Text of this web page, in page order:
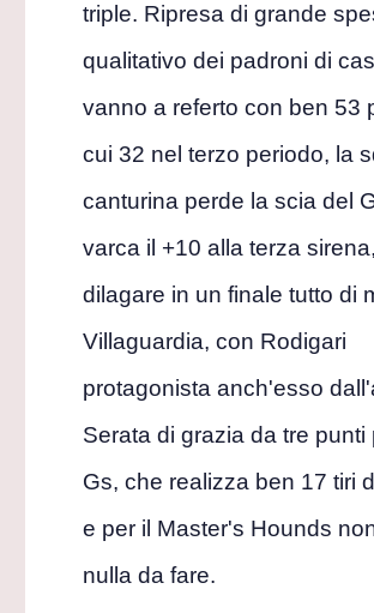
triple. Ripresa di grande
qualitativo dei padroni di
vanno a referto con ben 53
cui 32 nel terzo periodo, la
canturina perde la scia del
varca il +10 alla terza
dilagare in un finale tutto di
Villaguardia, con Rodigari
protagonista anch'esso
Serata di grazia da tre punti
Gs, che realizza ben 17 tiri
e per il Master's Hounds
nulla da fare.